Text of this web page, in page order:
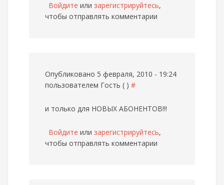
Войдите или зарегистрируйтесь,
чтобы отправлять комментарии
Опубликовано 5 февраля, 2010 - 19:24
пользователем Гость ( ) #
и только для НОВЫХ АБОНЕНТОВ!!!
Войдите или зарегистрируйтесь,
чтобы отправлять комментарии